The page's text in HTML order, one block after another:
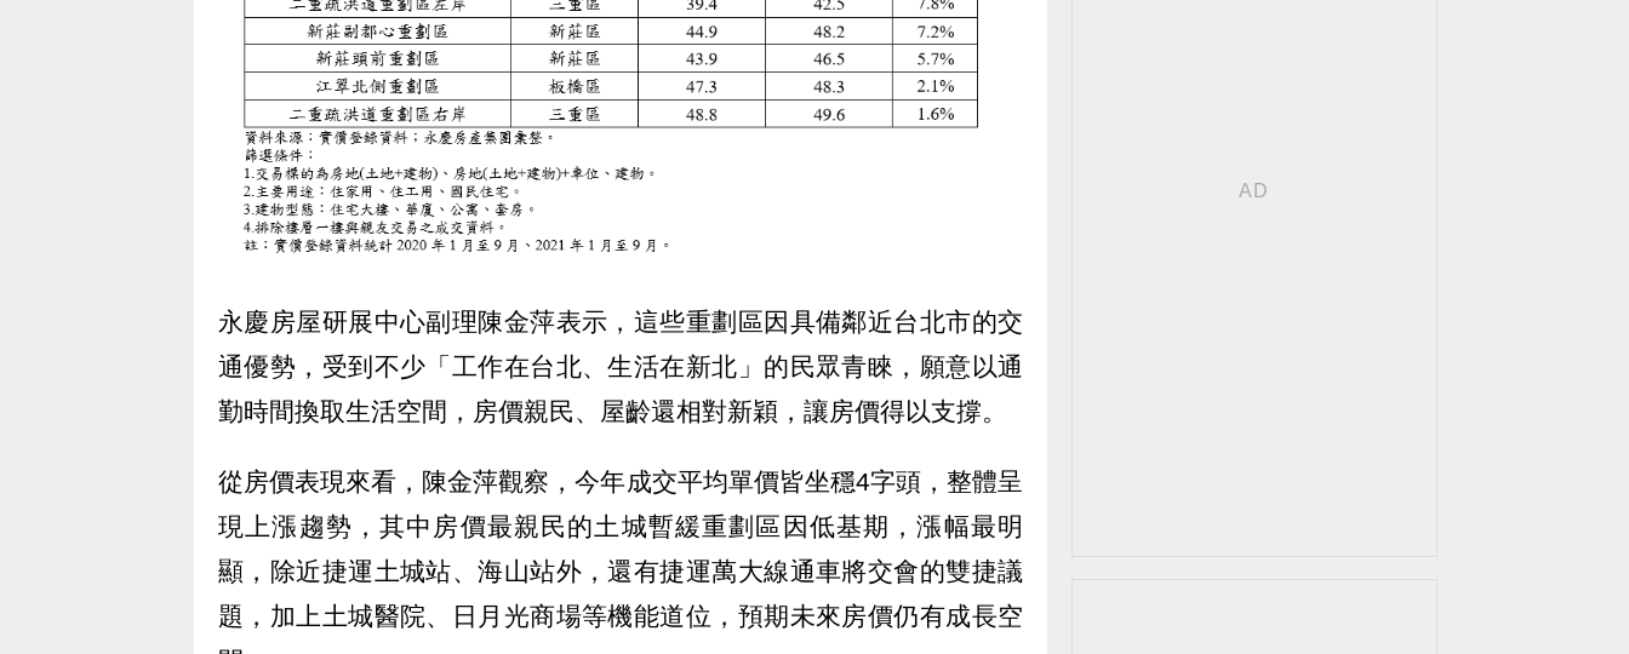
永慶房屋研展中心副理陳金萍表示，這些重劃區因具備鄰近台北市的交
通優勢，受到不少「工作在台北、生活在新北」的民眾青睞，願意以通
勤時間換取生活空間，房價親民、屋齡還相對新穎，讓房價得以支撐。
從房價表現來看，陳金萍觀察，今年成交平均單價皆坐穩4字頭，整體呈
現上漲趨勢，其中房價最親民的土城暫緩重劃區因低基期，漲幅最明
顯，除近捷運土城站、海山站外，還有捷運萬大線通車將交會的雙捷議
題，加上土城醫院、日月光商場等機能道位，預期未來房價仍有成長空